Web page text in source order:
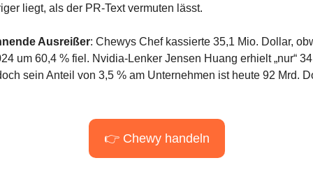
liegt, als der PR-Text vermuten lässt.
Ausreißer: Chewys Chef kassierte 35,1 Mio. Dollar,
um 60,4 % fiel. Nvidia-Lenker Jensen Huang erhielt „nur“
sein Anteil von 3,5 % am Unternehmen ist heute 92 Mrd.
👉 Chewy handeln